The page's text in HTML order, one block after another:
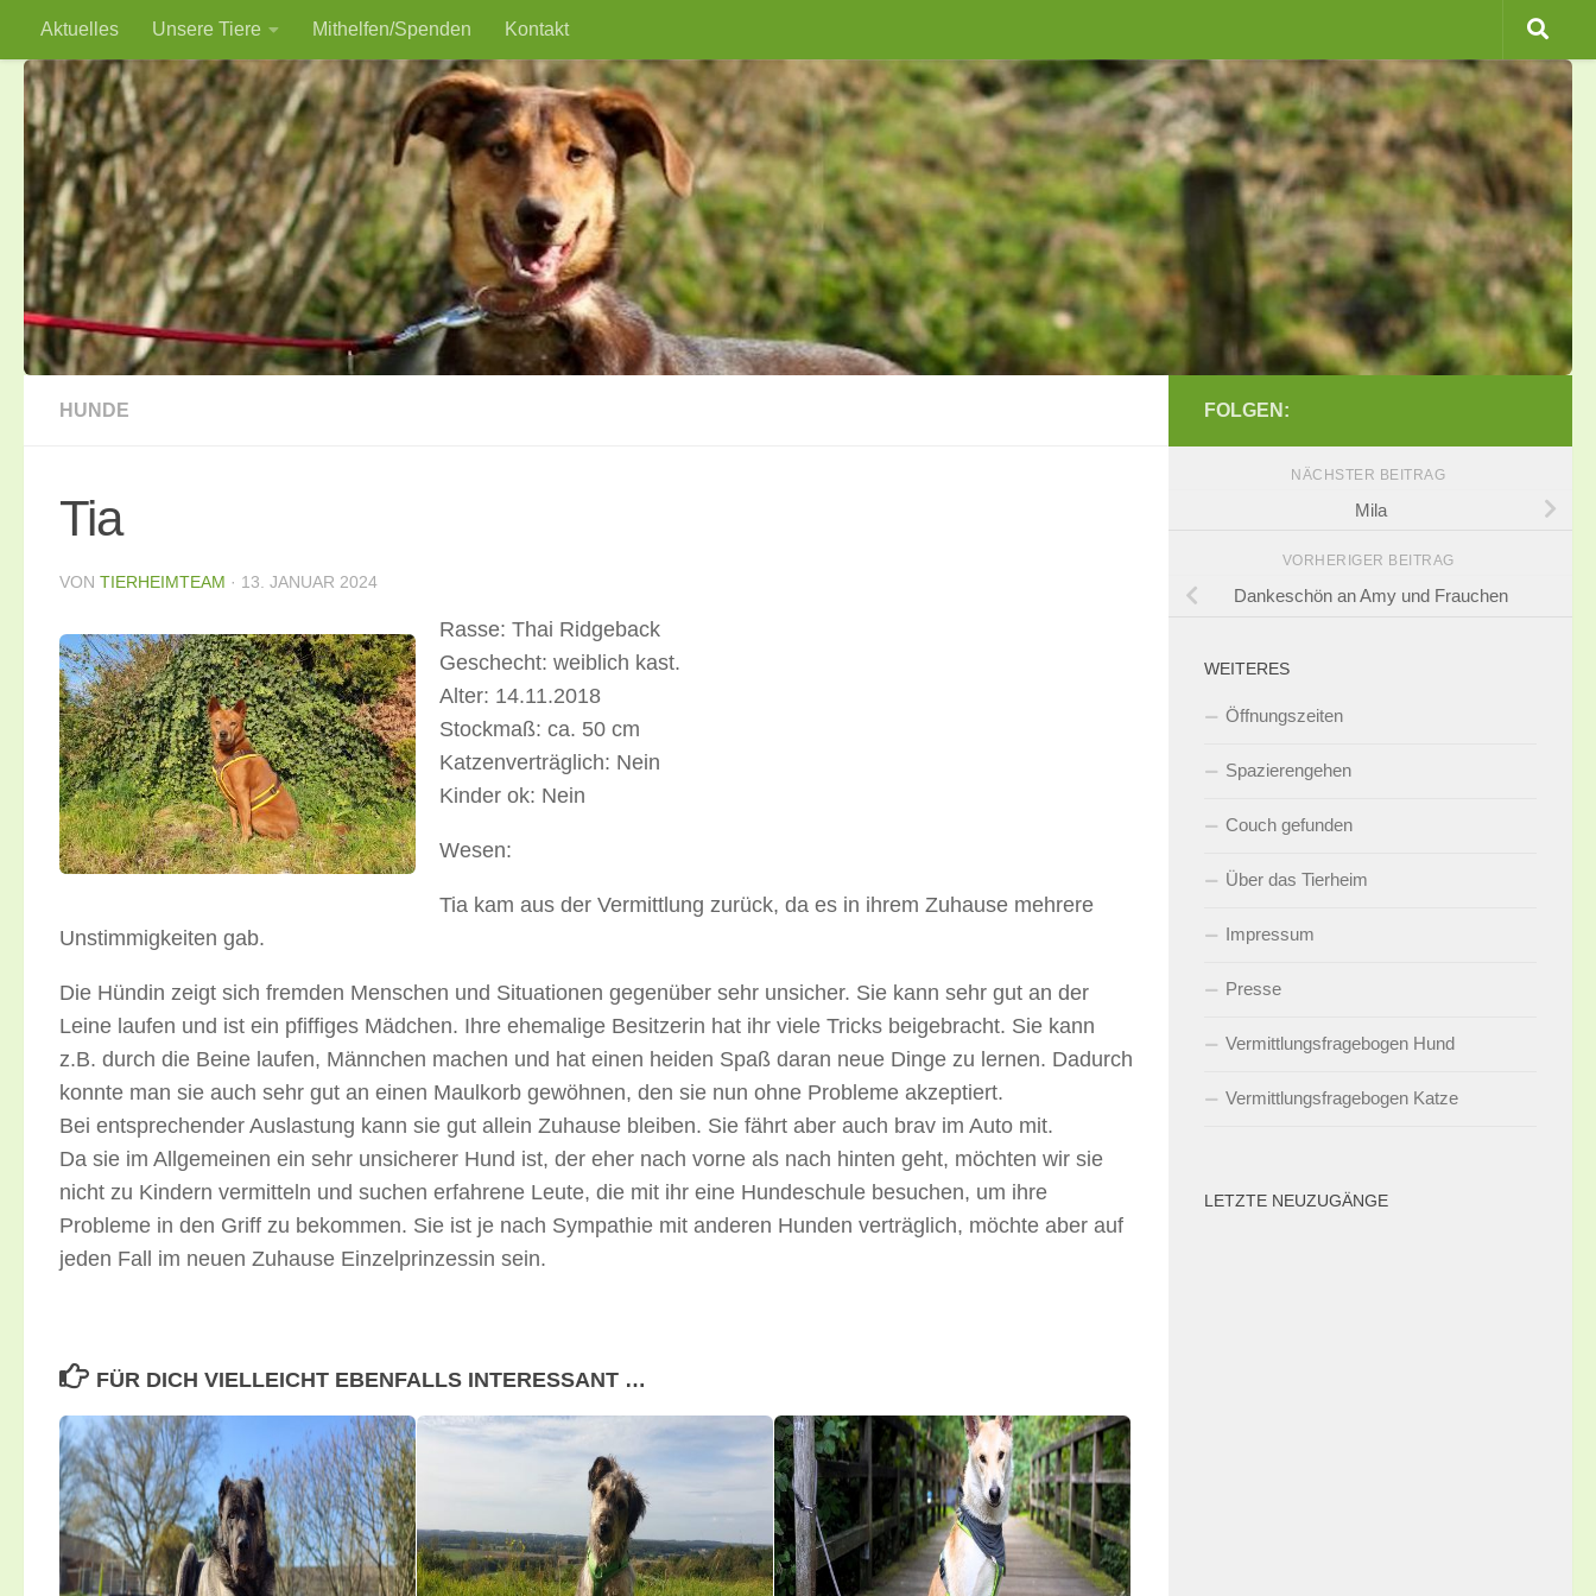
Zum Inhalt springen
Aktuelles Unsere Tiere Mithelfen/Spenden Kontakt
HUNDE
Tia
VON TIERHEIMTEAM · 13. JANUAR 2024
Rasse: Thai Ridgeback
Geschecht: weiblich kast.
Alter: 14.11.2018
Stockmaß: ca. 50 cm
Katzenverträglich: Nein
Kinder ok: Nein
Wesen:
Tia kam aus der Vermittlung zurück, da es in ihrem Zuhause mehrere
Unstimmigkeiten gab.
Die Hündin zeigt sich fremden Menschen und Situationen gegenüber sehr unsicher. Sie kann sehr gut an der
Leine laufen und ist ein pfiffiges Mädchen. Ihre ehemalige Besitzerin hat ihr viele Tricks beigebracht. Sie kann
z.B. durch die Beine laufen, Männchen machen und hat einen heiden Spaß daran neue Dinge zu lernen. Dadurch
konnte man sie auch sehr gut an einen Maulkorb gewöhnen, den sie nun ohne Probleme akzeptiert.
Bei entsprechender Auslastung kann sie gut allein Zuhause bleiben. Sie fährt aber auch brav im Auto mit.
Da sie im Allgemeinen ein sehr unsicherer Hund ist, der eher nach vorne als nach hinten geht, möchten wir sie
nicht zu Kindern vermitteln und suchen erfahrene Leute, die mit ihr eine Hundeschule besuchen, um ihre
Probleme in den Griff zu bekommen. Sie ist je nach Sympathie mit anderen Hunden verträglich, möchte aber auf
jeden Fall im neuen Zuhause Einzelprinzessin sein.
FÜR DICH VIELLEICHT EBENFALLS INTERESSANT …
FOLGEN:
NÄCHSTER BEITRAG
Mila
VORHERIGER BEITRAG
Dankeschön an Amy und Frauchen
WEITERES
Öffnungszeiten
Spazierengehen
Couch gefunden
Über das Tierheim
Impressum
Presse
Vermittlungsfragebogen Hund
Vermittlungsfragebogen Katze
LETZTE NEUZUGÄNGE